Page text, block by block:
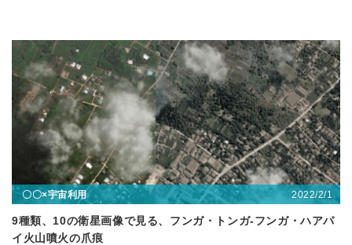
〇〇×宇宙利用 2022/2/1
9種類、10の衛星画像で見る、フンガ・トンガ-フンガ・ハアパ
イ火山噴火の爪痕